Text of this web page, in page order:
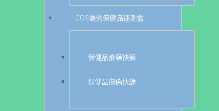
COS偽劣保健品速測盒
保健品摻藥快篩
保健品攙偽快篩